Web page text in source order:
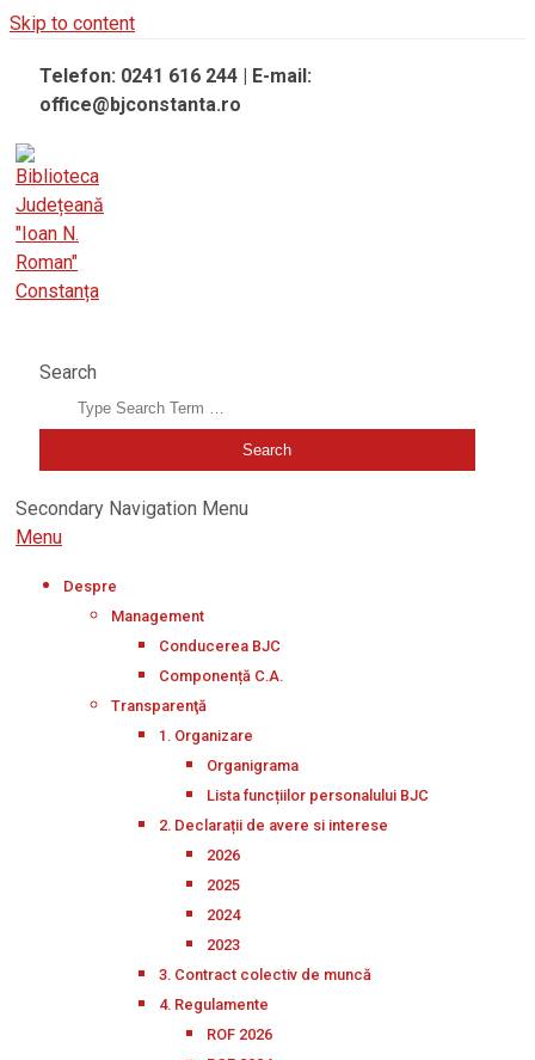
Skip to content
Telefon: 0241 616 244 | E-mail:
office@bjconstanta.ro
Search
Secondary Navigation Menu
Menu
Despre
Management
Conducerea BJC
Componență C.A.
Transparenţă
1. Organizare
Organigrama
Lista funcțiilor personalului BJC
2. Declarații de avere si interese
2026
2025
2024
2023
3. Contract colectiv de muncă
4. Regulamente
ROF 2026